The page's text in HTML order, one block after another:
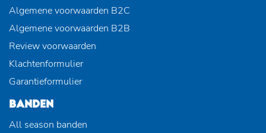
Algemene voorwaarden B2C
Algemene voorwaarden B2B
Review voorwaarden
Klachtenformulier
Garantieformulier
BANDEN
All season banden